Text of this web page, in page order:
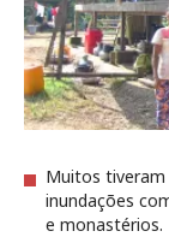
Muitos tiveram
inundações
e monastérios.